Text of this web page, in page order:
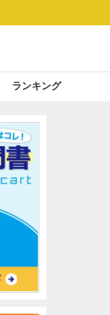
ランキング